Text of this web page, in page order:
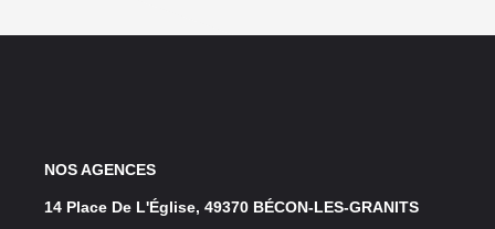
NOS AGENCES
14 Place De L'Église, 49370 BÉCON-LES-GRANITS